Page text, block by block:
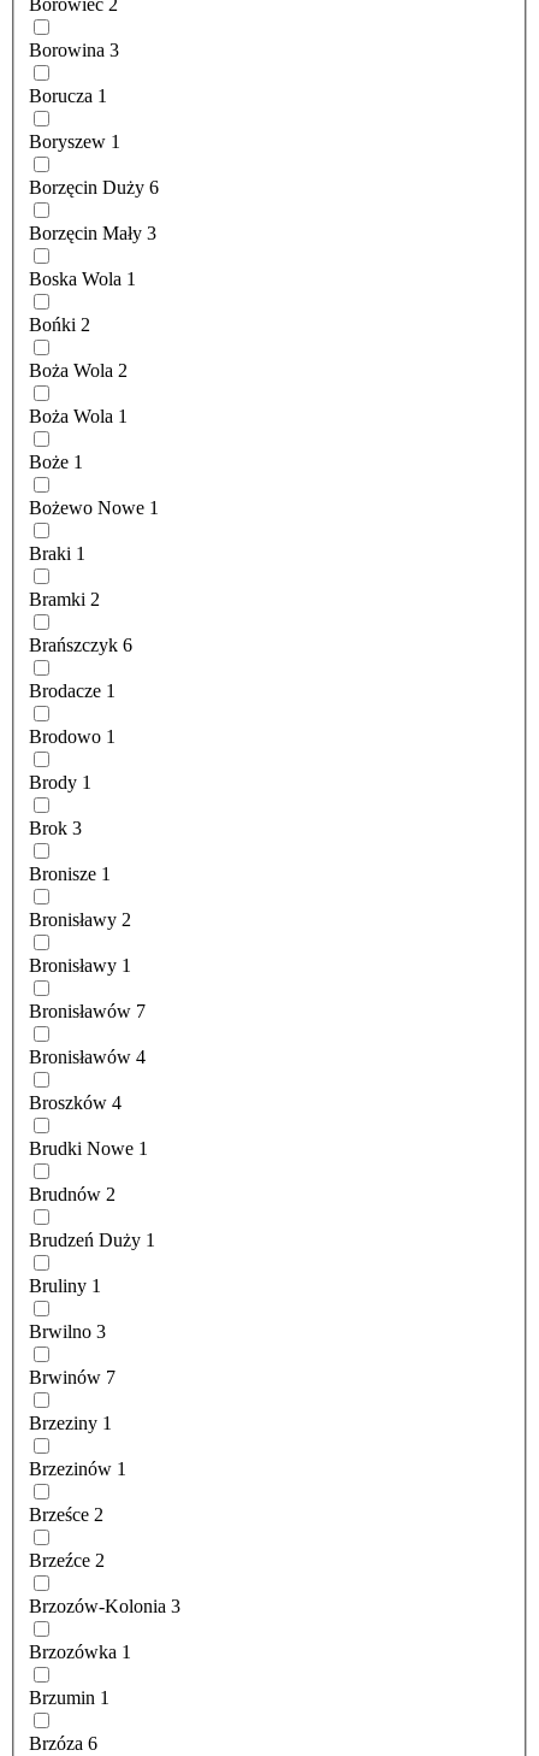
Borowiec 2
Borowina 3
Borucza 1
Boryszew 1
Borzęcin Duży 6
Borzęcin Mały 3
Boska Wola 1
Bońki 2
Boża Wola 2
Boża Wola 1
Boże 1
Bożewo Nowe 1
Braki 1
Bramki 2
Brańszczyk 6
Brodacze 1
Brodowo 1
Brody 1
Brok 3
Bronisze 1
Bronisławy 2
Bronisławy 1
Bronisławów 7
Bronisławów 4
Broszków 4
Brudki Nowe 1
Brudnów 2
Brudzeń Duży 1
Bruliny 1
Brwilno 3
Brwinów 7
Brzeziny 1
Brzezinów 1
Brześce 2
Brzeźce 2
Brzozów-Kolonia 3
Brzozówka 1
Brzumin 1
Brzóza 6